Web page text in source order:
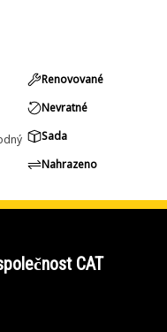
Renovované
Nevratné
Sada
Nahrazeno
CAT